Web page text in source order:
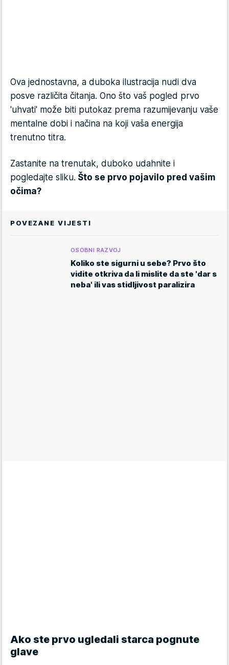
Ova jednostavna, a duboka ilustracija nudi dva
posve različita čitanja. Ono što vaš pogled prvo
'uhvati' može biti putokaz prema razumijevanju vaše
mentalne dobi i načina na koji vaša energija
trenutno titra.
Zastanite na trenutak, duboko udahnite i
pogledajte sliku. Što se prvo pojavilo pred vašim
očima?
POVEZANE VIJESTI
OSOBNI RAZVOJ
Koliko ste sigurni u sebe? Prvo što
vidite otkriva da li mislite da ste 'dar s
neba' ili vas stidljivost paralizira
Ako ste prvo ugledali starca pognute
glave